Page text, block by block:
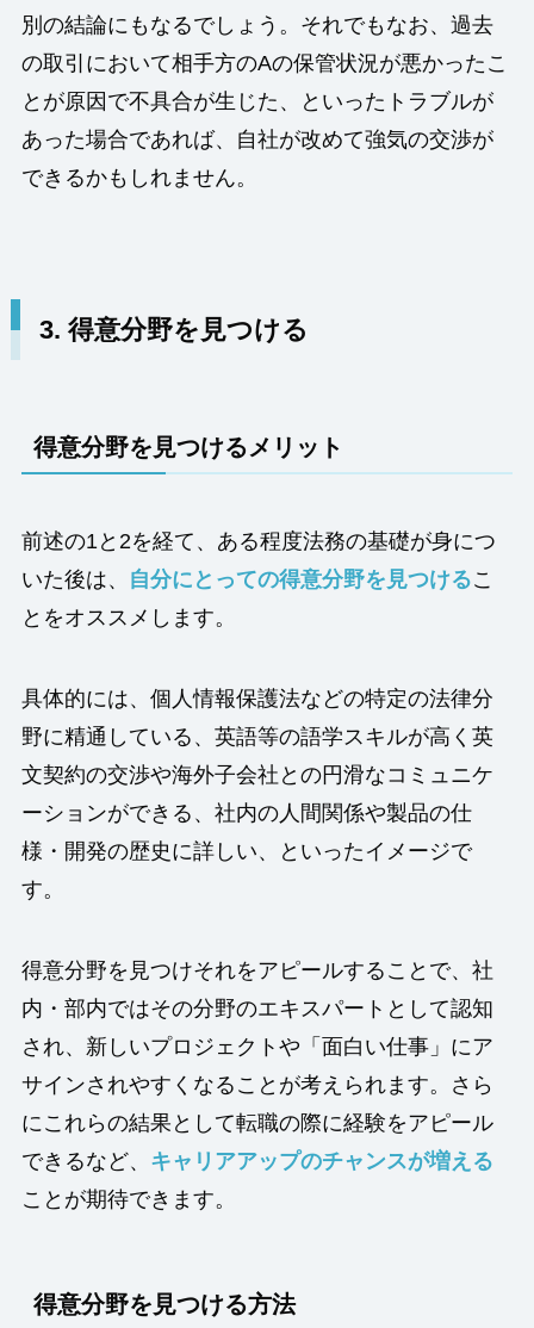
別の結論にもなるでしょう。それでもなお、過去
の取引において相手方のAの保管状況が悪かったこ
とが原因で不具合が生じた、といったトラブルが
あった場合であれば、自社が改めて強気の交渉が
できるかもしれません。
3. 得意分野を見つける
得意分野を見つけるメリット
前述の1と2を経て、ある程度法務の基礎が身につ
いた後は、
自分にとっての得意分野を見つけるこ
とをオススメします。
具体的には、個人情報保護法などの特定の法律分
野に精通している、英語等の語学スキルが高く英
文契約の交渉や海外子会社との円滑なコミュニケ
ーションができる、社内の人間関係や製品の仕
様・開発の歴史に詳しい、といったイメージで
す。
得意分野を見つけそれをアピールすることで、社
内・部内ではその分野のエキスパートとして認知
され、新しいプロジェクトや「面白い仕事」にア
サインされやすくなることが考えられます。さら
にこれらの結果として転職の際に経験をアピール
できるなど、 キャリアアップのチャンスが増える
ことが期待できます。
得意分野を見つける方法